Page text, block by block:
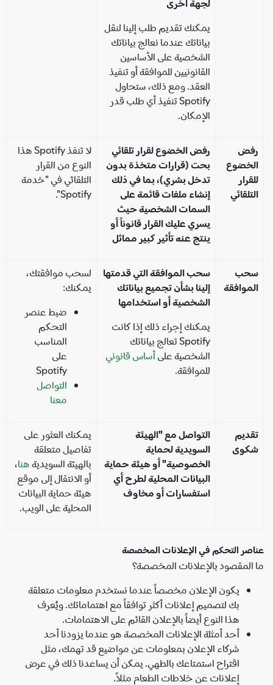
لجهة أخرى
يمكنك تقديم طلب إلينا لنقل
بياناتك عندما نعالج بياناتك
الشخصية على الأساسين
القانونيين للموافقة أو تنفيذ
العقد. ومع ذلك، ستحاول
Spotify تنفيذ أي طلب قدر
الإمكان.
رفض الخضوع لقرار تلقائي
بحت (قرارات متخذة بدون
تدخل بشري)، بما في ذلك
إنشاء ملفات قائمة على
السمات الشخصية حيث
يسري عليك القرار قانوناً أو
ينتج عنه تأثير كبير مماثل
لا تنفذ Spotify هذا
النوع من القرار
التلقائي في "خدمة
Spotify".
سحب الموافقة التي قدمتها
إلينا بشأن تجميع بياناتك
الشخصية أو استخدامها
يمكنك إجراء ذلك إذا كانت
Spotify تعالج بياناتك
الشخصية علىأساس قانوني
للموافقة.
لسحب موافقتك،
يمكنك:
ضبط عنصر
التحكم
المناسب
Spotify
التواصل
التواصل مع "الهيئة
السويدية لحماية
الخصوصية" أو هيئة حماية
البيانات المحلية لطرح أي
استفسارات أو مخاوف
يمكنك العثور على
تفاصيل متعلقة
بالهيئة السويديةهنا،
أو الانتقال إلى موقع
هيئة حماية البيانات
المحلية على الويب.
التحكم في الإعلانات المخصصة
بالإعلانات المخصصة؟
يكون الإعلان مخصصاً عندما نستخدم معلومات متعلقة
بك لتصميم إعلانات أكثر توافقاً مع اهتماماتك. ويُعرف
هذا النوع أيضاً بالإعلان القائم على الاهتمامات.
أحد أمثلة الإعلانات المخصصة هو عندما يزودنا أحد
شركاء الإعلان بمعلومات عن مواضيع قد تهمك، مثل
اقتراح استمتاعك بالطهي. يمكن أن يساعدنا ذلك في عرض
إعلانات عن خلاطات الطعام مثلاً.